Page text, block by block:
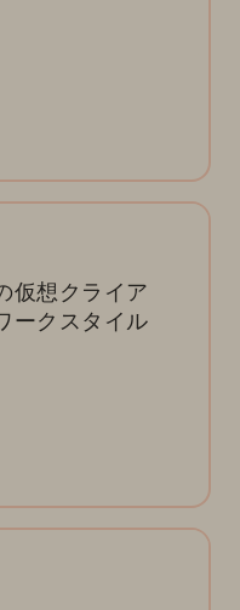
仮想クライア
ークスタイル